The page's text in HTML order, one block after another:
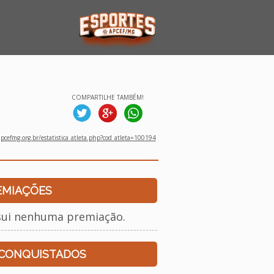
COMPARTILHE TAMBÉM!
estatistica_atleta.php?cod_atleta=100194
nenhuma premiação.